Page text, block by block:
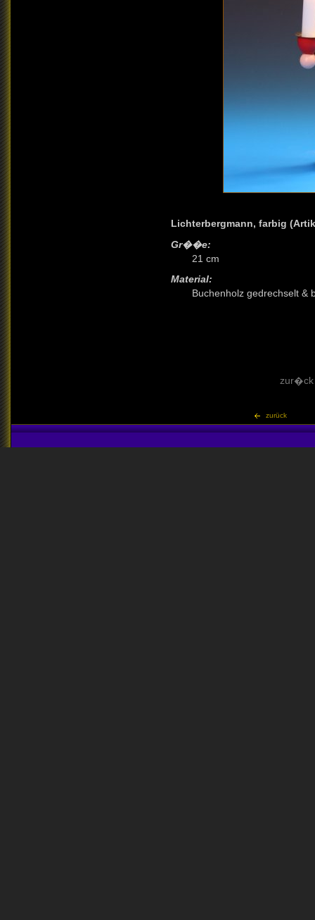
Lichterbergmann, farbig
Gr��e:
21 cm
Material:
Buchenholz gedrechselt &
zur�ck
zurück